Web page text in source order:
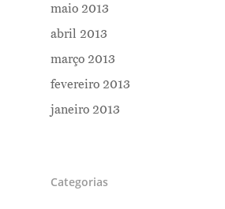
maio 2013
abril 2013
março 2013
fevereiro 2013
janeiro 2013
Categorias